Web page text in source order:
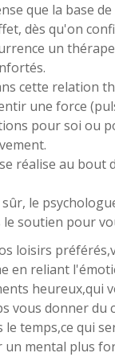
que la base
dès qu'on
un
cette relation
une force
pour soi ou
réalise au bout
sûr, le
le soutien pour
loisirs
en reliant
heureux,qui
vous donner du
le temps,ce qui
un mental plus